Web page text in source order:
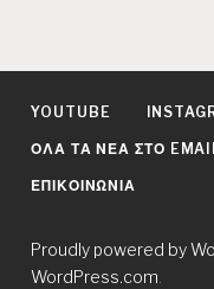
YOUTUBE
ΌΛΑ ΤΑ ΝΈΑ ΣΤΟ
ΕΠΙΚΟΙΝΩΝΊΑ
Proudly powered by
WordPress.com